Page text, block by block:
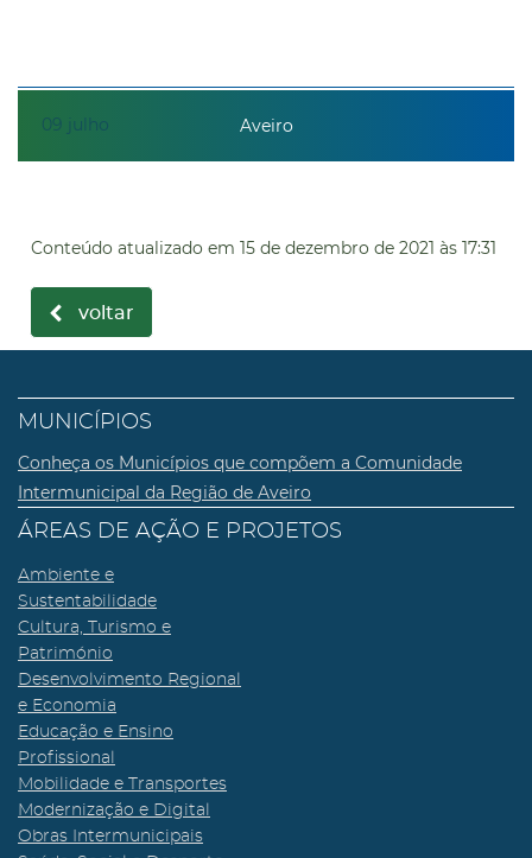
09 julho Aveiro
Conteúdo atualizado em 15 de dezembro de 2021 às 17:31
voltar
MUNICÍPIOS
Conheça os Municípios que compõem a Comunidade
Intermunicipal da Região de Aveiro
ÁREAS DE AÇÃO E PROJETOS
Ambiente e
Sustentabilidade
Cultura, Turismo e
Património
Desenvolvimento Regional
e Economia
Educação e Ensino
Profissional
Mobilidade e Transportes
Modernização e Digital
Obras Intermunicipais